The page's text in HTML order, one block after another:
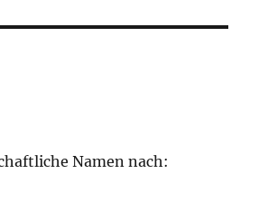
Namen nach: